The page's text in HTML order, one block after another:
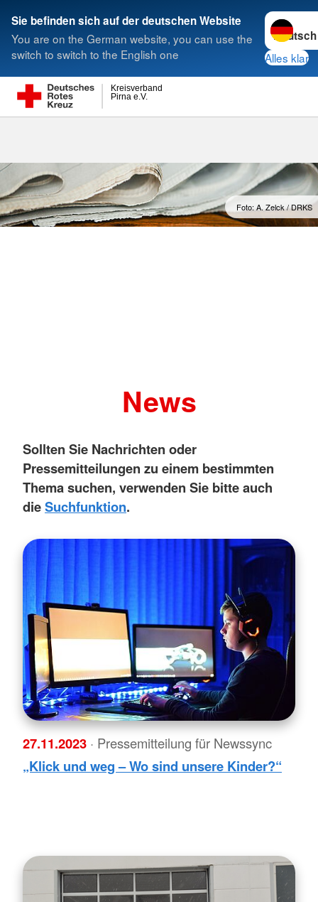
Sie befinden sich auf der deutschen Website
You are on the German website, you can use the
switch to switch to the English one
Sprache
Alles klar
Pirna e.V.
Kreisverband
Suche
Foto: A. Zelck / DRKS
News
Sollten Sie Nachrichten oder
Pressemitteilungen zu einem bestimmten
Thema suchen, verwenden Sie bitte auch
dieSuchfunktion.
27.11.2023 · Pressemitteilung für Newssync
„Klick und weg – Wo sind unsere Kinder?“